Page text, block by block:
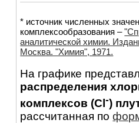
* источник численных
комплексообразования –
аналитической химии.
Москва. "Химия", 1971.
На графике
распределения
комплексов (Cl-)
рассчитанная по